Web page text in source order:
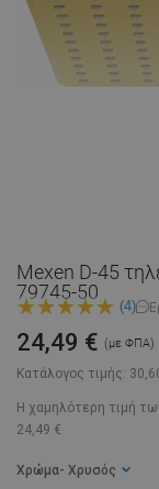
Mexen D-45
79745-50
(4)
Κατάλογος τιμής:
24,49 € (με ΦΠΑ)
Η χαμηλότερη τιμή
24,49 €
Χρώμα - Χρυσός